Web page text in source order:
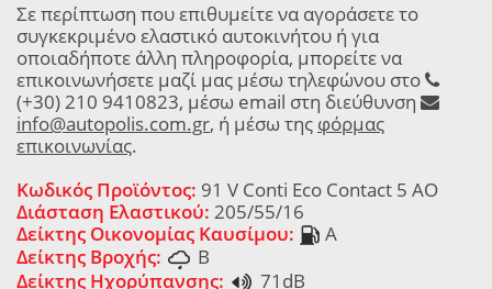
Σε περίπτωση που επιθυμείτε να αγοράσετε το
συγκεκριμένο ελαστικό αυτοκινήτου ή για
οποιαδήποτε άλλη πληροφορία, μπορείτε να
επικοινωνήσετε μαζί μας μέσω τηλεφώνου στο
(+30) 210 9410823, μέσω email στη διεύθυνση
info@autopolis.com.gr, ή μέσω της φόρμας
επικοινωνίας.
Κωδικός Προϊόντος: 91 V Conti Eco Contact 5 AO
Διάσταση Ελαστικού: 205/55/16
Δείκτης Οικονομίας Καυσίμου:
A
Δείκτης Βροχής:
B
Δείκτης Ηχορύπανσης:
71dB